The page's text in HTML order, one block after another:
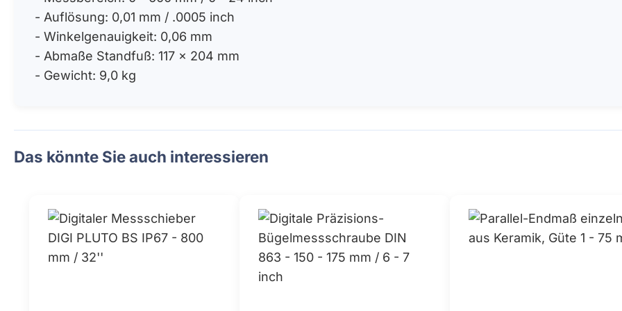
- Auflösung: 0,01 mm / .0005 inch
- Winkelgenauigkeit: 0,06 mm
- Abmaße Standfuß: 117 x 204 mm
- Gewicht: 9,0 kg
Das könnte Sie auch interessieren